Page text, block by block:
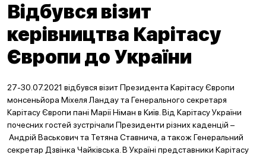
Відбувся візит
керівництва Карітасу
Європи до України
27-30.07.2021 відбувся візит Президента Карітасу Європи
монсеньйора Міхеля Ландау та Генерального секретаря
Карітасу Європи пані Марії Німан в Київ. Від Карітасу України
почесних гостей зустрічали Президенти різних каденцій –
Андрій Васькович та Тетяна Ставнича, а також Генеральний
секретар Дзвінка Чайківська. В Україні представники Карітасу